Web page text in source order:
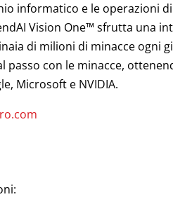
informatico e le operazioni
Vision One™ sfrutta una
di milioni di minacce ogni
passo con le minacce,
Microsoft e NVIDIA.